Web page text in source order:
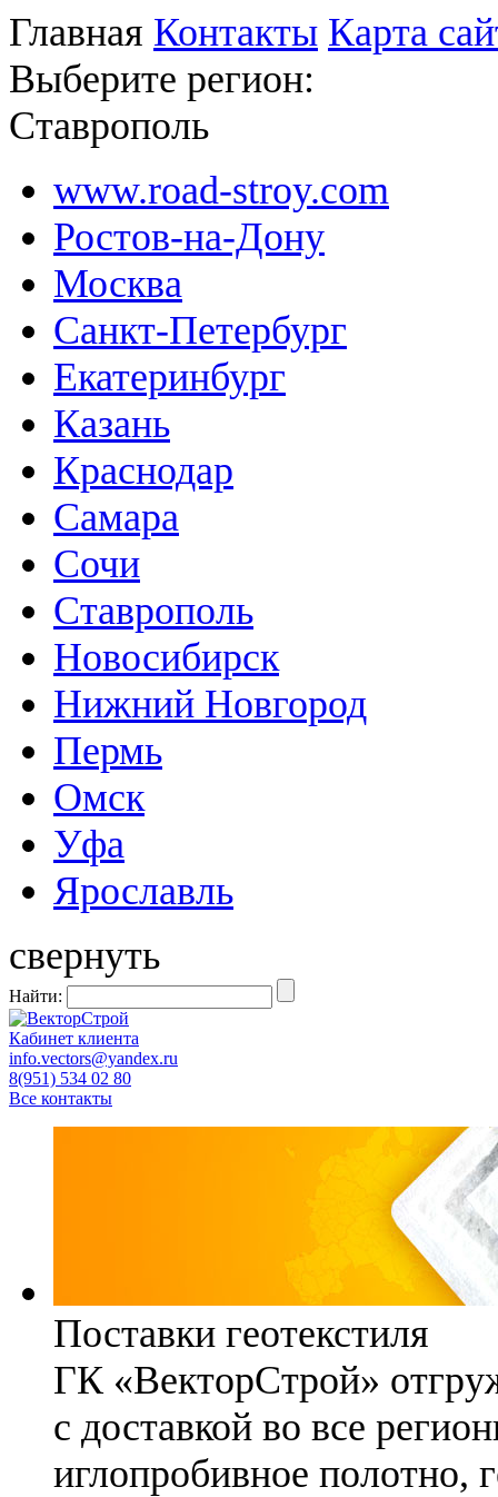
Главная Контакты Карта
Выберите регион:
Ставрополь
www.road-stroy.com
Ростов-на-Дону
Москва
Санкт-Петербург
Екатеринбург
Казань
Краснодар
Самара
Сочи
Ставрополь
Новосибирск
Нижний Новгород
Пермь
Омск
Уфа
Ярославль
свернуть
Найти:
Кабинет клиента
info.vectors@yandex.ru
8(951) 534 02 80
Все контакты
Поставки геотекстиля
ГК «ВекторСтрой»
с доставкой во все
иглопробивное полотно,